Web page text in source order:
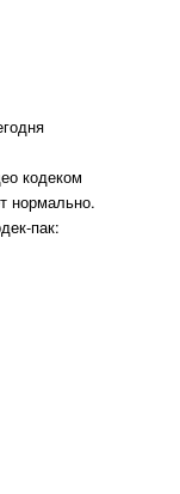
кодеком
нормально.
пак: